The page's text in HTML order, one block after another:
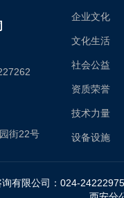
街22号
企业文化
文化生活
社会公益
资质荣誉
技术力量
设备设施
询有限公司：024-